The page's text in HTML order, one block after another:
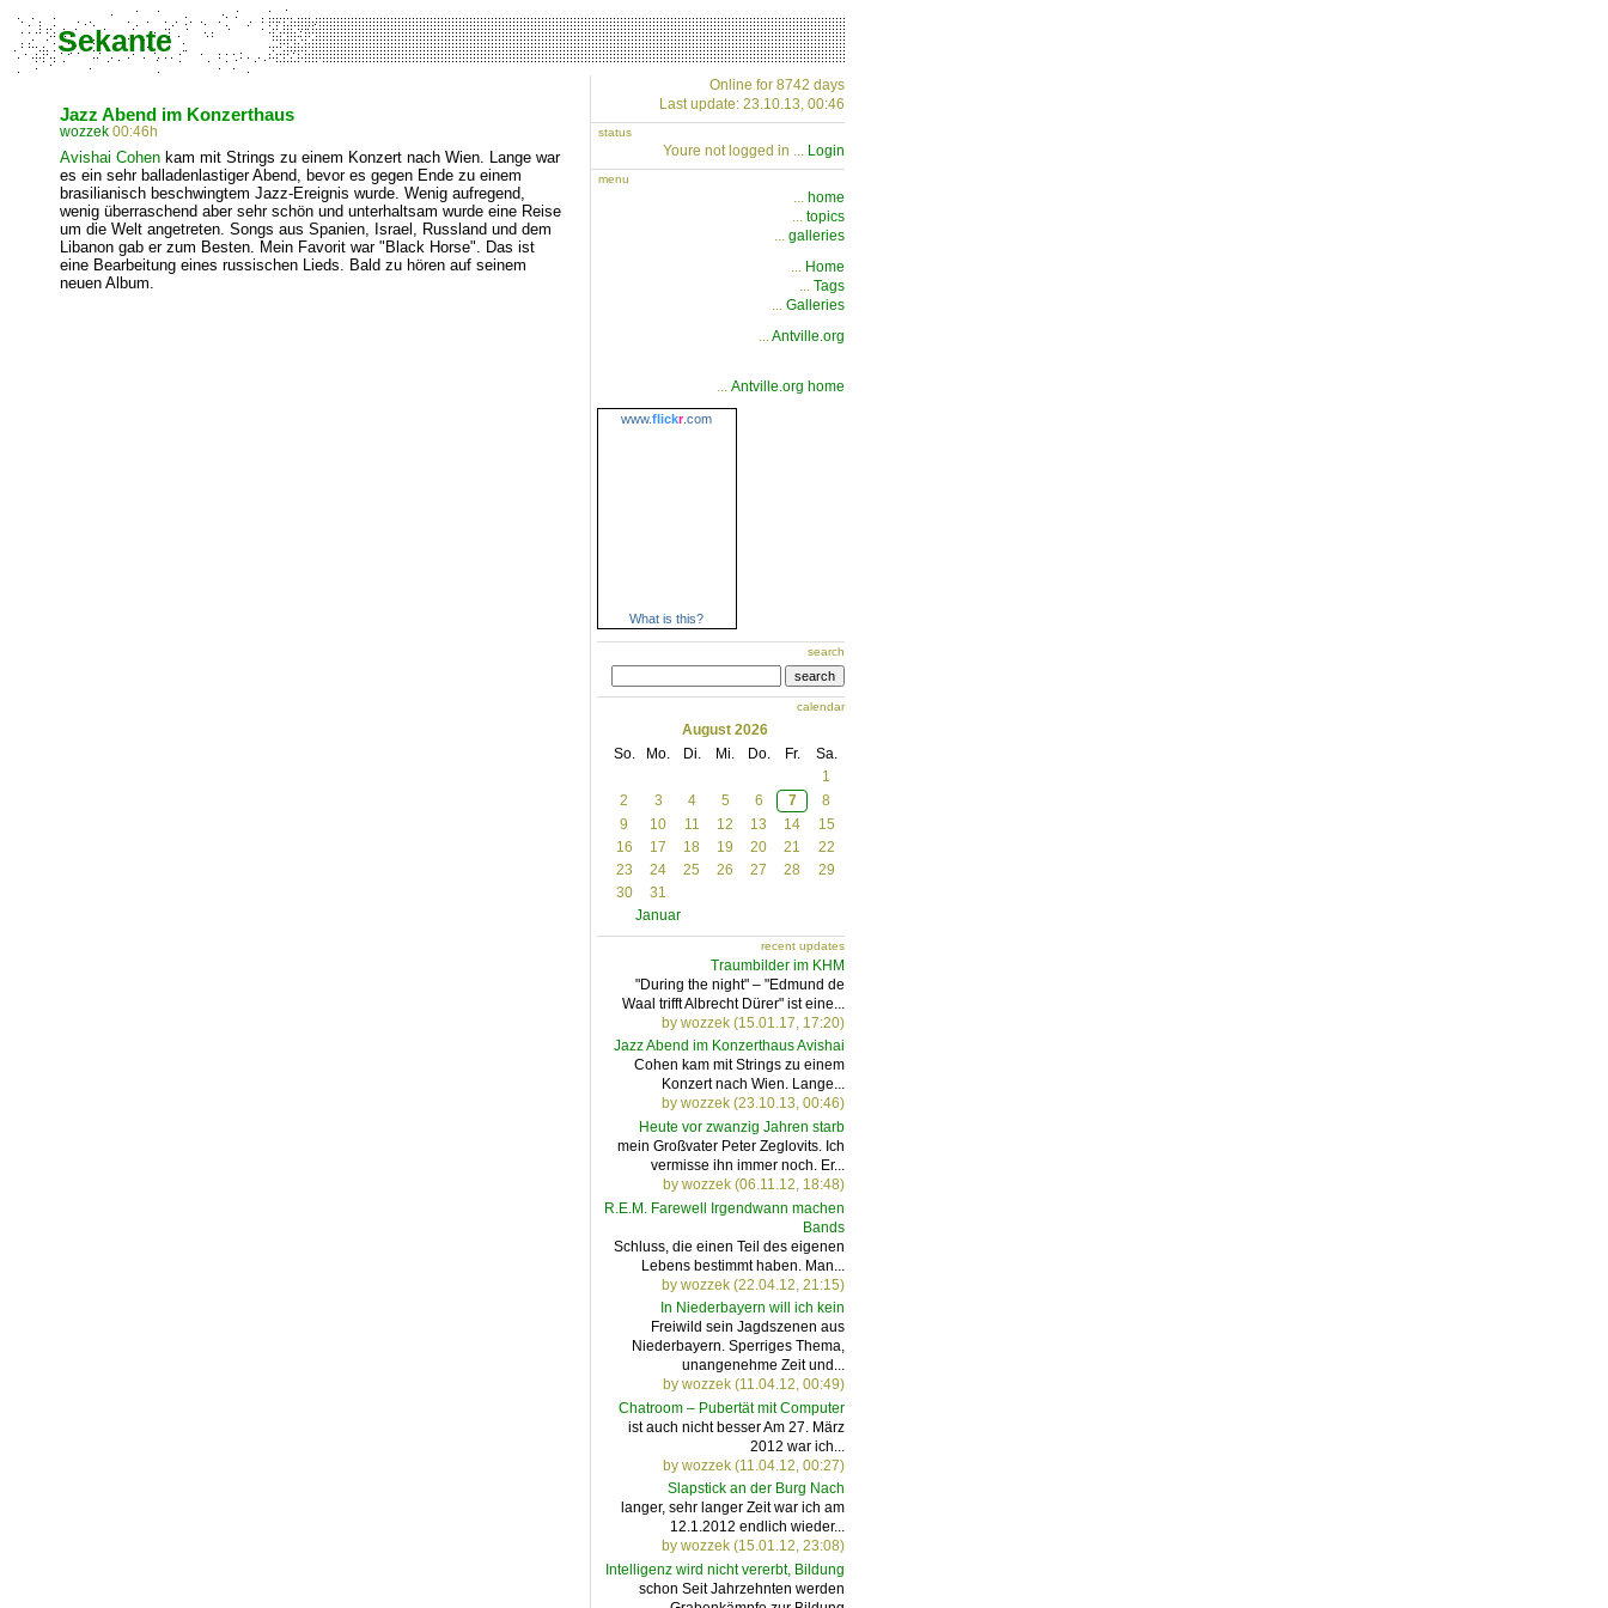
Sekante
Jazz Abend im Konzerthaus
wozzek 00:46h
Avishai Cohen kam mit Strings zu einem Konzert nach Wien. Lange war
es ein sehr balladenlastiger Abend, bevor es gegen Ende zu einem
brasilianisch beschwingtem Jazz-Ereignis wurde. Wenig aufregend,
wenig überraschend aber sehr schön und unterhaltsam wurde eine Reise
um die Welt angetreten. Songs aus Spanien, Israel, Russland und dem
Libanon gab er zum Besten. Mein Favorit war "Black Horse". Das ist
eine Bearbeitung eines russischen Lieds. Bald zu hören auf seinem
neuen Album.
Online for 8742 days
Last update: 23.10.13, 00:46
status
Youre not logged in ... Login
menu
... home
... topics
... galleries
... Home
... Tags
... Galleries
...Antville.org
... Antville.org home
www.flickr.com
What is this?
search
search
calendar
August 2026
So.
Mo. Di. Mi. Do. Fr.
Sa.
1
2
3 4 5 6 7
8
9
10 11 12 13 14
15
16
17 18 19 20 21
22
23
24 25 26 27 28
29
30
31
Januar
recent updates
Traumbilder im KHM
"During the night" – "Edmund de
Waal trifft Albrecht Dürer" ist eine...
by wozzek (15.01.17, 17:20)
Jazz Abend im Konzerthaus Avishai
Cohen kam mit Strings zu einem
Konzert nach Wien. Lange...
by wozzek (23.10.13, 00:46)
Heute vor zwanzig Jahren starb
mein Großvater Peter Zeglovits. Ich
vermisse ihn immer noch. Er...
by wozzek (06.11.12, 18:48)
R.E.M. Farewell Irgendwann machen
Bands
Schluss, die einen Teil des eigenen
Lebens bestimmt haben. Man...
by wozzek (22.04.12, 21:15)
In Niederbayern will ich kein
Freiwild sein Jagdszenen aus
Niederbayern. Sperriges Thema,
unangenehme Zeit und...
by wozzek (11.04.12, 00:49)
Chatroom – Pubertät mit Computer
ist auch nicht besser Am 27. März
2012 war ich...
by wozzek (11.04.12, 00:27)
Slapstick an der Burg Nach
langer, sehr langer Zeit war ich am
12.1.2012 endlich wieder...
by wozzek (15.01.12, 23:08)
Intelligenz wird nicht vererbt, Bildung
schon Seit Jahrzehnten werden